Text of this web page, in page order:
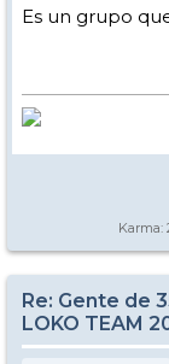
Es un grupo
Karma:
Re: Gente de
LOKO TEAM